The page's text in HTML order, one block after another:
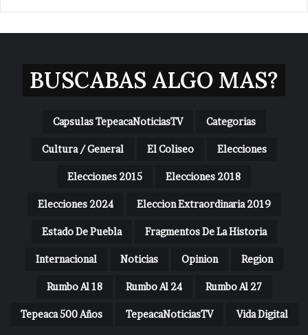
BUSCABAS ALGO MAS?
Capsulas TepeacaNoticiasTV Categorias
Cultura / General El Coliseo Elecciones
Elecciones 2015 Elecciones 2018
Elecciones 2024 Eleccion Extraordinaria 2019
Estado De Puebla Fragmentos De La Historia
Internacional Noticias Opinion Region
Rumbo Al 18 Rumbo Al 24 Rumbo Al 27
Tepeaca 500 Años TepeacaNoticiasTV Vida Digital